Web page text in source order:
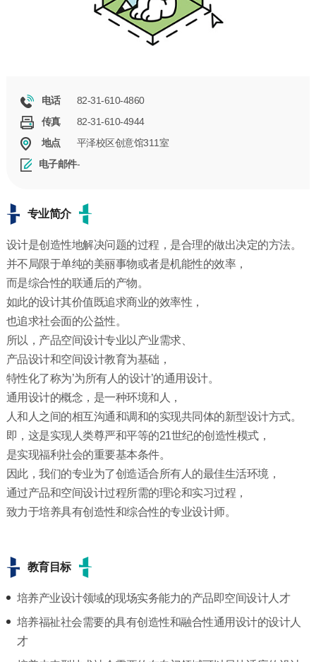
电话
82-31-610-4860
传真
82-31-610-4944
地点
平泽校区创意馆311室
电子邮件-
专业简介
设计是创造性地解决问题的过程，是合理的做出决定的方法。
并不局限于单纯的美丽事物或者是机能性的效率，
而是综合性的联通后的产物。
如此的设计其价值既追求商业的效率性，
也追求社会面的公益性。
所以，产品空间设计专业以产业需求、
产品设计和空间设计教育为基础，
特性化了称为’为所有人的设计’的通用设计。
通用设计的概念，是一种环境和人，
人和人之间的相互沟通和调和的实现共同体的新型设计方式。
即，这是实现人类尊严和平等的21世纪的创造性模式，
是实现福利社会的重要基本条件。
因此，我们的专业为了创造适合所有人的最佳生活环境，
通过产品和空间设计过程所需的理论和实习过程，
致力于培养具有创造性和综合性的专业设计师。
教育目标
培养产业设计领域的现场实务能力的产品即空间设计人才
培养福祉社会需要的具有创造性和融合性通用设计的设计人
才